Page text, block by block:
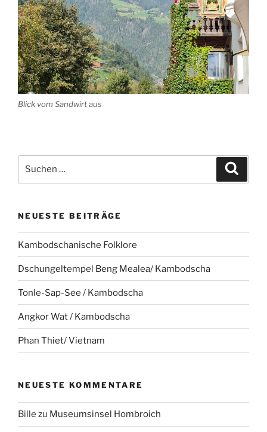
Blick vom Sandwirt aus
nach:
NEUESTE BEITRÄGE
Kambodschanische Folklore
Dschungeltempel Beng Mealea/ Kambodscha
Tonle-Sap-See / Kambodscha
Angkor Wat / Kambodscha
Phan Thiet/ Vietnam
NEUESTE KOMMENTARE
Bille zu Museumsinsel Hombroich